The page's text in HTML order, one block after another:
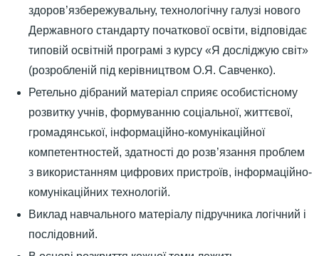
здоров’язбережувальну, технологічну галузі нового
Державного стандарту початкової освіти, відповідає
типовій освітній програмі з курсу «Я досліджую світ»
(розробленій під керівництвом О.Я. Савченко).
Ретельно дібраний матеріал сприяє особистісному
розвитку учнів, формуванню соціальної, життєвої,
громадянської, інформаційно-комунікаційної
компетентностей, здатності до розв’язання проблем
з використанням цифрових пристроїв, інформаційно-
комунікаційних технологій.
Виклад навчального матеріалу підручника логічний і
послідовний.